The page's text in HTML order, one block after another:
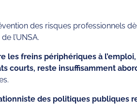
des risques professionnels
l’UNSA.
les freins périphériques à
courts, reste insuffisamment
des politiques publiques